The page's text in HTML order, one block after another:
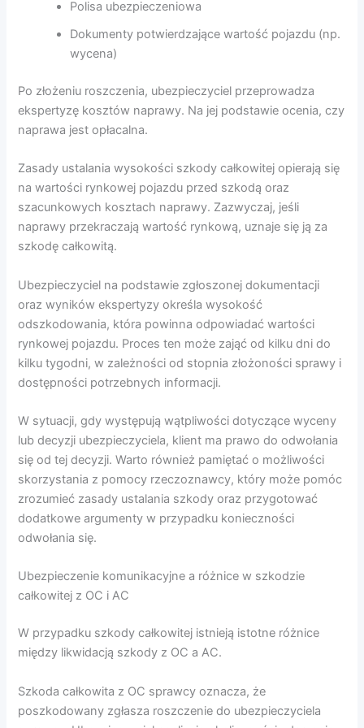
Polisa ubezpieczeniowa
Dokumenty potwierdzające wartość pojazdu (np.
wycena)
Po złożeniu roszczenia, ubezpieczyciel przeprowadza
ekspertyzę kosztów naprawy. Na jej podstawie ocenia, czy
naprawa jest opłacalna.
Zasady ustalania wysokości szkody całkowitej opierają się
na wartości rynkowej pojazdu przed szkodą oraz
szacunkowych kosztach naprawy. Zazwyczaj, jeśli
naprawy przekraczają wartość rynkową, uznaje się ją za
szkodę całkowitą.
Ubezpieczyciel na podstawie zgłoszonej dokumentacji
oraz wyników ekspertyzy określa wysokość
odszkodowania, która powinna odpowiadać wartości
rynkowej pojazdu. Proces ten może zająć od kilku dni do
kilku tygodni, w zależności od stopnia złożoności sprawy i
dostępności potrzebnych informacji.
W sytuacji, gdy występują wątpliwości dotyczące wyceny
lub decyzji ubezpieczyciela, klient ma prawo do odwołania
się od tej decyzji. Warto również pamiętać o możliwości
skorzystania z pomocy rzeczoznawcy, który może pomóc
zrozumieć zasady ustalania szkody oraz przygotować
dodatkowe argumenty w przypadku konieczności
odwołania się.
Ubezpieczenie komunikacyjne a różnice w szkodzie
całkowitej z OC i AC
W przypadku szkody całkowitej istnieją istotne różnice
między likwidacją szkody z OC a AC.
Szkoda całkowita z OC sprawcy oznacza, że
poszkodowany zgłasza roszczenie do ubezpieczyciela